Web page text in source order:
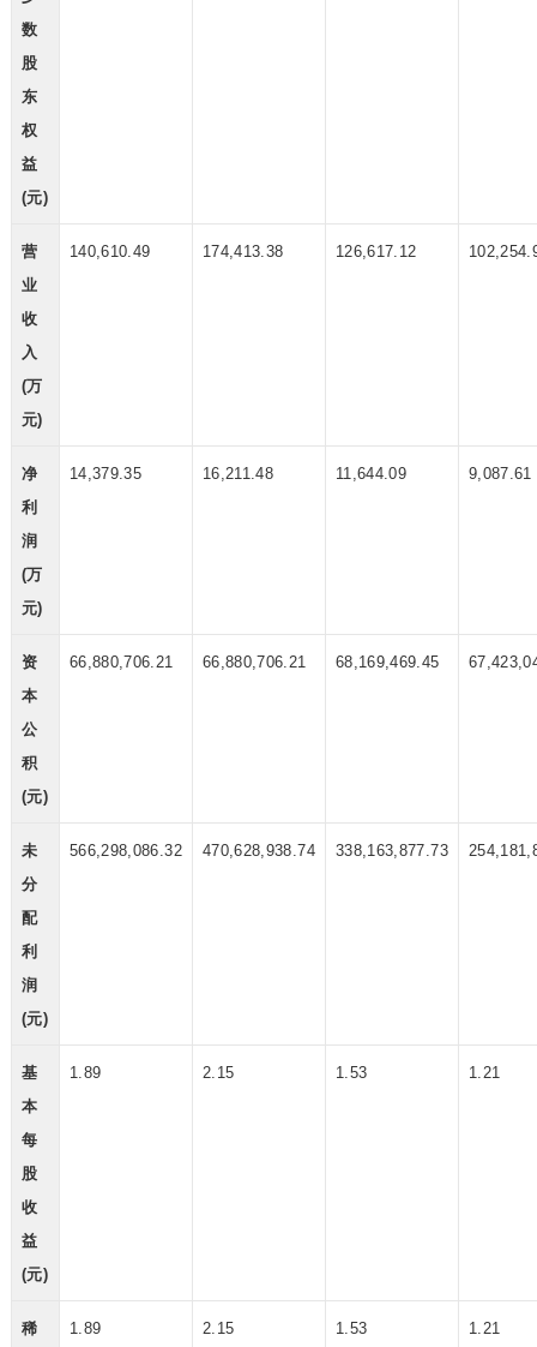
数
股
东
权
益
(元)
营
业
收
入
(万
元)
140,610.49 174,413.38 126,617.12
净
利
润
(万
元)
14,379.35 16,211.48 11,644.09 9,087.61
资
本
公
积
(元)
66,880,706.21 66,880,706.21 68,169,469.45
未
分
配
利
润
(元)
566,298,086.32 470,628,938.74 338,163,877.73
基
本
每
股
收
益
(元)
1.89 2.15 1.53 1.21
稀
1.89 2.15 1.53 1.21